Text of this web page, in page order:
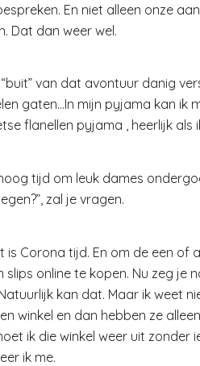
En niet alleen onze
Dat dan weer wel.
van dat avontuur danig
gaten…In mijn pyjama kan ik
flanellen pyjama , heerlijk als
tijd om leuk dames
zal je vragen.
is Corona tijd. En om de een
slips online te kopen. Nu zeg
kan dat. Maar ik weet
winkel en dan hebben ze
ik die winkel weer uit
ik me.